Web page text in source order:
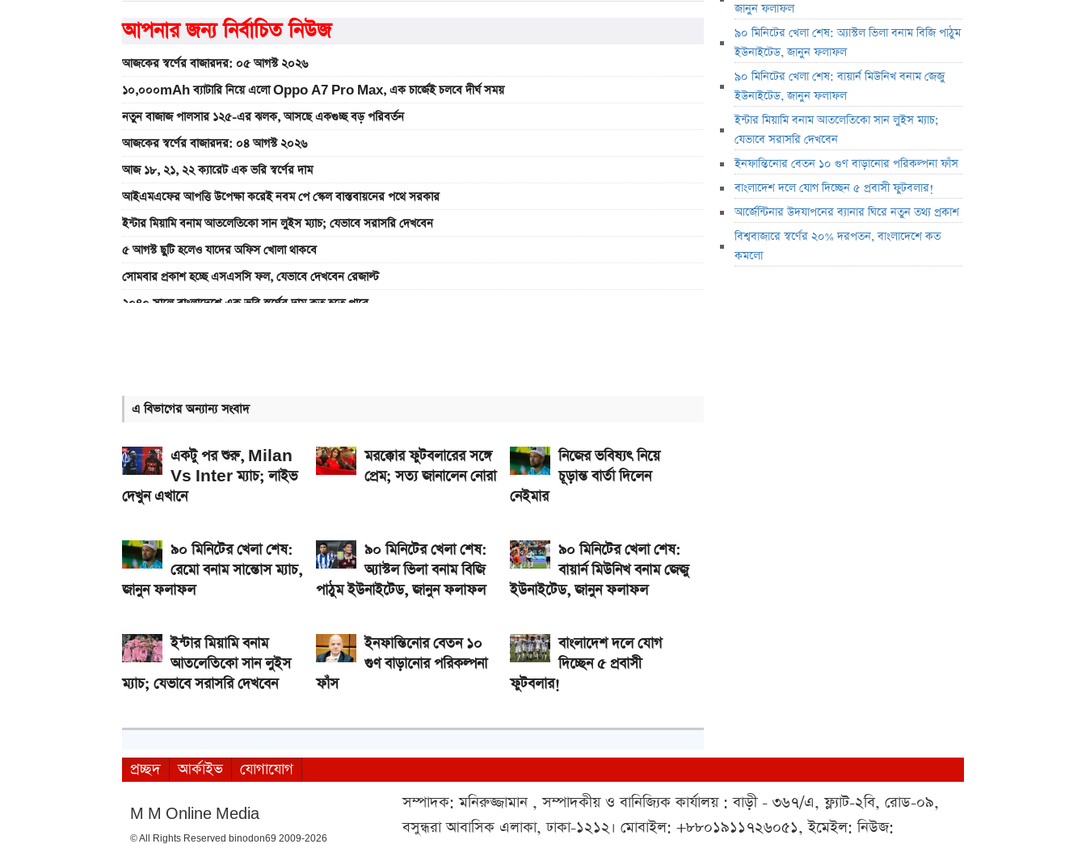
আপনার জন্য নির্বাচিত নিউজ
আজকের স্বর্ণের বাজারদর: ০৫ আগস্ট ২০২৬
১০,০০০mAh ব্যাটারি নিয়ে এলো Oppo A7 Pro Max, এক চার্জেই চলবে দীর্ঘ সময়
নতুন বাজাজ পালসার ১২৫-এর ঝলক, আসছে একগুচ্ছ বড় পরিবর্তন
আজকের স্বর্ণের বাজারদর: ০৪ আগস্ট ২০২৬
আজ ১৮, ২১, ২২ ক্যারেট এক ভরি স্বর্ণের দাম
আইএমএফের আপত্তি উপেক্ষা করেই নবম পে স্কেল বাস্তবায়নের পথে সরকার
ইন্টার মিয়ামি বনাম আতলেতিকো সান লুইস ম্যাচ; যেভাবে সরাসরি দেখবেন
৫ আগস্ট ছুটি হলেও যাদের অফিস খোলা থাকবে
সোমবার প্রকাশ হচ্ছে এসএসসি ফল, যেভাবে দেখবেন রেজাল্ট
২০৪০ সালে বাংলাদেশে এক ভরি স্বর্ণের দাম কত হতে পারে
৯০ মিনিটের খেলা শেষ: বায়ার্ন মিউনিখ বনাম জেজু ইউনাইটেড, জানুন ফলাফল
এ বিভাগের অন্যান্য সংবাদ
একটু পর শুরু, Milan
Vs Inter ম্যাচ; লাইভ
দেখুন এখানে
মরক্কোর ফুটবলারের সঙ্গে
প্রেম; সত্য জানালেন নোরা
নিজের ভবিষ্যৎ নিয়ে
চূড়ান্ত বার্তা দিলেন
নেইমার
৯০ মিনিটের খেলা শেষ:
রেমো বনাম সান্তোস ম্যাচ,
জানুন ফলাফল
৯০ মিনিটের খেলা শেষ:
অ্যাস্টল ভিলা বনাম বিজি
পাঠুম ইউনাইটেড, জানুন ফলাফল
৯০ মিনিটের খেলা শেষ:
বায়ার্ন মিউনিখ বনাম জেজু
ইউনাইটেড, জানুন ফলাফল
ইন্টার মিয়ামি বনাম
আতলেতিকো সান লুইস
ম্যাচ; যেভাবে সরাসরি দেখবেন
ইনফান্তিনোর বেতন ১০
গুণ বাড়ানোর পরিকল্পনা
ফাঁস
বাংলাদেশ দলে যোগ
দিচ্ছেন ৫ প্রবাসী
ফুটবলার!
জানুন ফলাফল
৯০ মিনিটের খেলা শেষ: অ্যাস্টল ভিলা বনাম বিজি পাঠুম
ইউনাইটেড, জানুন ফলাফল
৯০ মিনিটের খেলা শেষ: বায়ার্ন মিউনিখ বনাম জেজু
ইউনাইটেড, জানুন ফলাফল
ইন্টার মিয়ামি বনাম আতলেতিকো সান লুইস ম্যাচ;
যেভাবে সরাসরি দেখবেন
ইনফান্তিনোর বেতন ১০ গুণ বাড়ানোর পরিকল্পনা ফাঁস
বাংলাদেশ দলে যোগ দিচ্ছেন ৫ প্রবাসী ফুটবলার!
আর্জেন্টিনার উদযাপনের ব্যানার ঘিরে নতুন তথ্য প্রকাশ
বিশ্ববাজারে স্বর্ণের ২০% দরপতন, বাংলাদেশে কত
কমলো
প্রচ্ছদ আর্কাইভ যোগাযোগ
M M Online Media
© All Rights Reserved binodon69 2009-2026
সম্পাদক: মনিরুজ্জামান , সম্পাদকীয় ও বানিজ্যিক কার্যালয় : বাড়ী - ৩৬৭/এ, ফ্ল্যাট-২বি, রোড-০৯,
বসুন্ধরা আবাসিক এলাকা, ঢাকা-১২১২। মোবাইল: +৮৮০১৯১১৭২৬০৫১, ইমেইল: নিউজ: